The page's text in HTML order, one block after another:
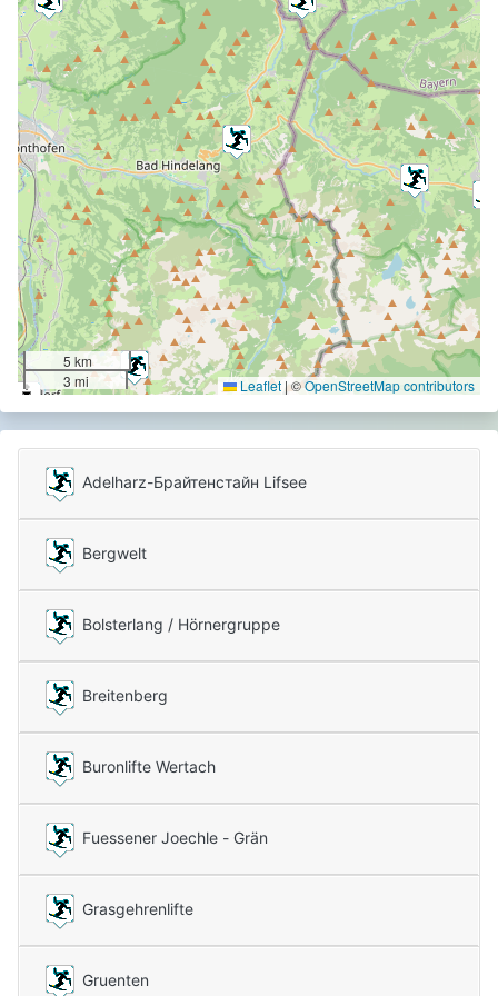
5 km
3 mi
Leaflet |©OpenStreetMap contributors
Adelharz-Брайтенстайн Lifsee
Bergwelt
Bolsterlang / Hörnergruppe
Breitenberg
Buronlifte Wertach
Fuessener Joechle - Grän
Grasgehrenlifte
Gruenten